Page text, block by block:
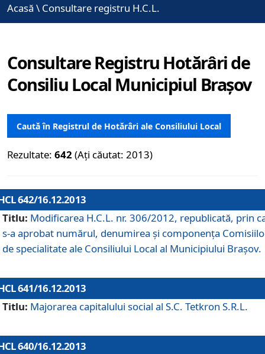
Acasă \ Consultare registru H.C.L.
Consultare Registru Hotărâri de
Consiliu Local Municipiul Brașov
Caută în Registrul de Hotărâri ale Consiliului Local
Rezultate: 642 (Ați căutat: 2013)
642/16.12.2013
Titlu: Modificarea H.C.L. nr. 306/2012, republicată, prin
s-a aprobat numărul, denumirea şi componenţa
de specialitate ale Consiliului Local al Municipiului Braşov.
641/16.12.2013
Titlu: Majorarea capitalului social al S.C. Tetkron S.R.L.
640/16.12.2013